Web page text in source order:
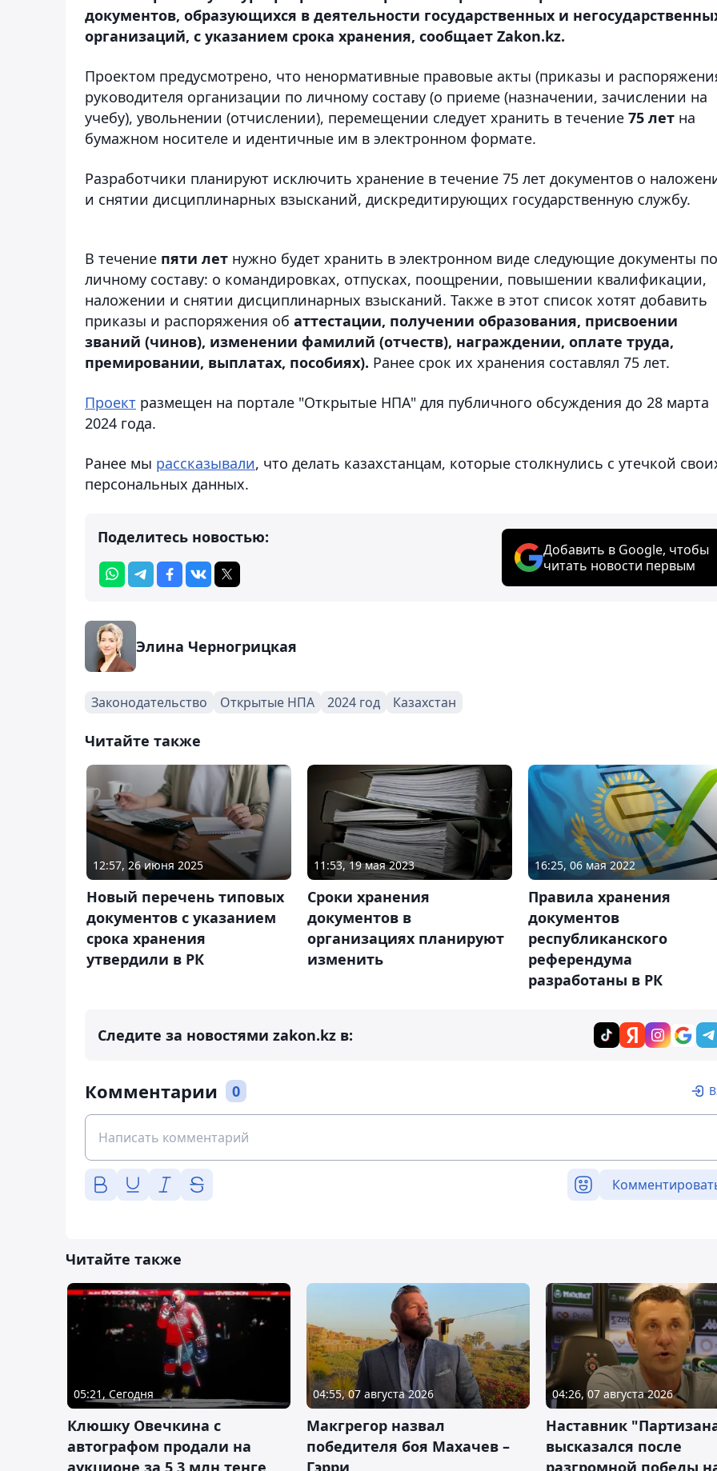
документов, образующихся в деятельности государственных и
организаций, с указанием срока хранения, сообщает Zakon.kz.
Проектом предусмотрено, что ненормативные правовые акты (приказы и
руководителя организации по личному составу (о приеме (назначении, зачислении на
учебу), увольнении (отчислении), перемещении следует хранить в течение 75 лет на
бумажном носителе и идентичные им в электронном формате.
Разработчики планируют исключить хранение в течение 75 лет документов о
и снятии дисциплинарных взысканий, дискредитирующих государственную службу.
В течение пяти лет нужно будет хранить в электронном виде следующие документы по
личному составу: о командировках, отпусках, поощрении, повышении квалификации,
наложении и снятии дисциплинарных взысканий. Также в этот список хотят добавить
приказы и распоряжения об аттестации, получении образования, присвоении
званий (чинов), изменении фамилий (отчеств), награждении, оплате труда,
премировании, выплатах, пособиях). Ранее срок их хранения составлял 75 лет.
Проект размещен на портале "Открытые НПА" для публичного обсуждения до 28 марта
2024 года.
Ранее мы рассказывали, что делать казахстанцам, которые столкнулись с утечкой
персональных данных.
Поделитесь новостью:
Добавить в Google, чтобы
читать новости первым
Элина Черногрицкая
Законодательство Открытые НПА 2024 год Казахстан
Читайте также
12:57, 26 июня 2025
Новый перечень типовых
документов с указанием
срока хранения
утвердили в РК
11:53, 19 мая 2023
Сроки хранения
документов в
организациях планируют
изменить
16:25, 06 мая 2022
Правила хранения
документов
республиканского
референдума
разработаны в РК
Следите за новостями zakon.kz в:
Комментарии 0
Читайте также
05:21, Сегодня
Клюшку Овечкина с
автографом продали на
04:55, 07 августа 2026
Макгрегор назвал
победителя боя Махачев –
04:26, 07 августа 2026
Наставник
высказался после